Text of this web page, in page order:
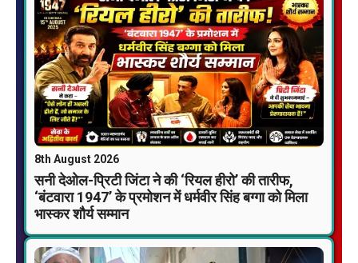
8th August 2026
सनी देओल-प्रिटी जिंटा ने की ‘रियल हीरो’ की तारीफ,
‘बंटवारा 1947’ के प्रमोशन में धर्मवीर सिंह बग्गा को मिला
भास्कर शौर्य सम्मान